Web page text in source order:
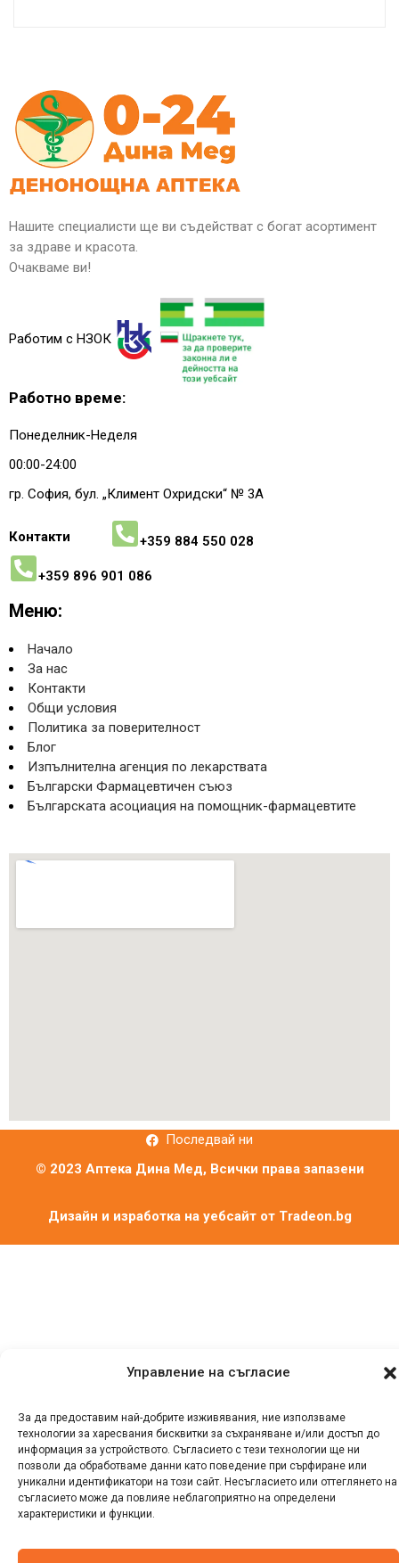
Управление на съгласие
За да предоставим най-добрите изживявания, ние използваме
технологии за харесвания бисквитки за съхраняване и/или достъп до
информация за устройството. Съгласието с тези технологии ще ни
позволи да обработваме данни като поведение при сърфиране или
уникални идентификатори на този сайт. Несъгласието или оттеглянето на
съгласието може да повлияе неблагоприятно на определени
характеристики и функции.
Нашите специалисти ще ви съдействат с богат асортимент
за здраве и красота.
Очакваме ви!
Работим с НЗОК
Работно време:
Понеделник-Неделя
00:00-24:00
гр. София, бул. „Климент Охридски“ № 3A
Контакти +359 884 550 028
+359 896 901 086
Меню:
Начало
За нас
Контакти
Общи условия
Политика за поверителност
Блог
Изпълнителна агенция по лекарствата
Български Фармацевтичен съюз
Българската асоциация на помощник-фармацевтите
Последвай ни
© 2023 Аптека Дина Мед, Всички права запазени
Дизайн и изработка на уебсайт от Tradeon.bg